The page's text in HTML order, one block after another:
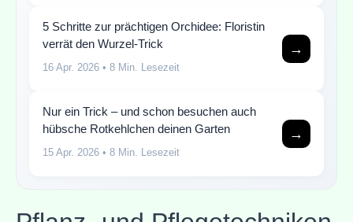
5 Schritte zur prächtigen Orchidee: Floristin
verrät den Wurzel-Trick
16 Apr. 2026 • 8 Min. Lesezeit
→
Nur ein Trick – und schon besuchen auch
hübsche Rotkehlchen deinen Garten
15 Apr. 2026 • 8 Min. Lesezeit
→